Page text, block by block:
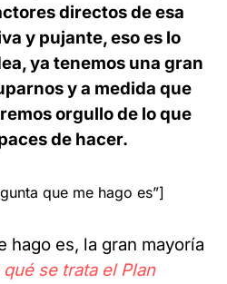
directos de esa
y pujante, eso es lo
ya tenemos una gran
y a medida que
orgullo de lo que
de hacer.
que me hago es”]
hago es, la gran mayoría
se trata el Plan